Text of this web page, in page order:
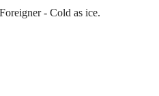
- Cold as ice.